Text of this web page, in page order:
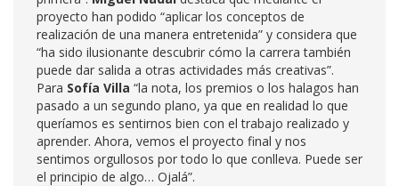
proyecto han podido “aplicar los conceptos de
realización de una manera entretenida” y considera que
“ha sido ilusionante descubrir cómo la carrera también
puede dar salida a otras actividades más creativas”.
Para Sofía Villa “la nota, los premios o los halagos han
pasado a un segundo plano, ya que en realidad lo que
queríamos es sentirnos bien con el trabajo realizado y
aprender. Ahora, vemos el proyecto final y nos
sentimos orgullosos por todo lo que conlleva. Puede ser
el principio de algo… Ojalá”.